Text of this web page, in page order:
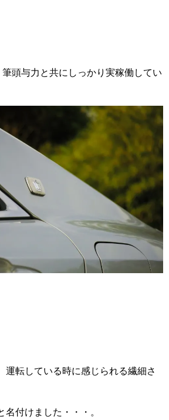
筆頭与力と共にしっかり実稼働してい
運転している時に感じられる繊細さ
名付けました・・・。